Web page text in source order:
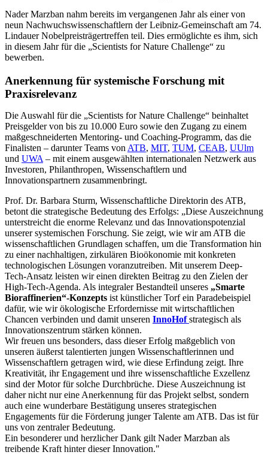
Nader Marzban nahm bereits im vergangenen Jahr als einer von
neun Nachwuchswissenschaftlern der Leibniz-Gemeinschaft am 74.
Lindauer Nobelpreisträgertreffen teil. Dies ermöglichte es ihm, sich
in diesem Jahr für die „Scientists for Nature Challenge“ zu
bewerben.
Anerkennung für systemische Forschung mit
Praxisrelevanz
Die Auswahl für die „Scientists for Nature Challenge“ beinhaltet
Preisgelder von bis zu 10.000 Euro sowie den Zugang zu einem
maßgeschneiderten Mentoring- und Coaching-Programm, das die
Finalisten – darunter Teams von ATB, MIT, TUM, CEAB, UUlm
und UWA – mit einem ausgewählten internationalen Netzwerk aus
Investoren, Philanthropen, Wissenschaftlern und
Innovationspartnern zusammenbringt.
Prof. Dr. Barbara Sturm, Wissenschaftliche Direktorin des ATB,
betont die strategische Bedeutung des Erfolgs: „Diese Auszeichnung
unterstreicht die enorme Relevanz und das Innovationspotenzial
unserer systemischen Forschung. Sie zeigt, wie wir am ATB die
wissenschaftlichen Grundlagen schaffen, um die Transformation hin
zu einer nachhaltigen, zirkulären Bioökonomie mit konkreten
technologischen Lösungen voranzutreiben. Mit unserem Deep-
Tech-Ansatz leisten wir einen direkten Beitrag zu den Zielen der
High-Tech-Agenda. Als integraler Bestandteil unseres „Smarte
Bioraffinerien“-Konzepts ist künstlicher Torf ein Paradebeispiel
dafür, wie wir ökologische Erfordernisse mit wirtschaftlichen
Chancen verbinden und damit unseren InnoHof strategisch als
Innovationszentrum stärken können.
Wir freuen uns besonders, dass dieser Erfolg maßgeblich von
unseren äußerst talentierten jungen Wissenschaftlerinnen und
Wissenschaftlern getragen wird, wie diese Erfindung zeigt. Ihre
Kreativität, ihr Engagement und ihre wissenschaftliche Exzellenz
sind der Motor für solche Durchbrüche. Diese Auszeichnung ist
daher nicht nur eine Anerkennung für das Projekt selbst, sondern
auch eine wunderbare Bestätigung unseres strategischen
Engagements für die Förderung junger Talente am ATB. Das ist für
uns von zentraler Bedeutung.
Ein besonderer und herzlicher Dank gilt Nader Marzban als
treibende Kraft hinter dieser Innovation."